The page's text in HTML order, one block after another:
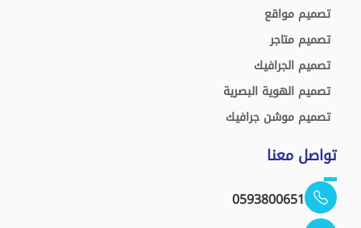
تصميم مواقع
تصميم متاجر
تصميم الجرافيك
تصميم الهوية البصرية
تصميم موشن جرافيك
تواصل معنا
0593800651